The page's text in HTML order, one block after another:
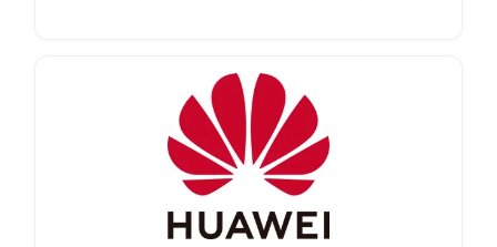
Non vuoi perderti nessun affare?
offerte in Tempo reale
Offerte Live